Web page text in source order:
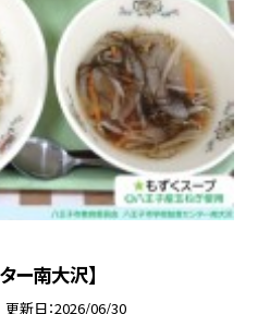
ー南大沢】
更新日 2026/06/30